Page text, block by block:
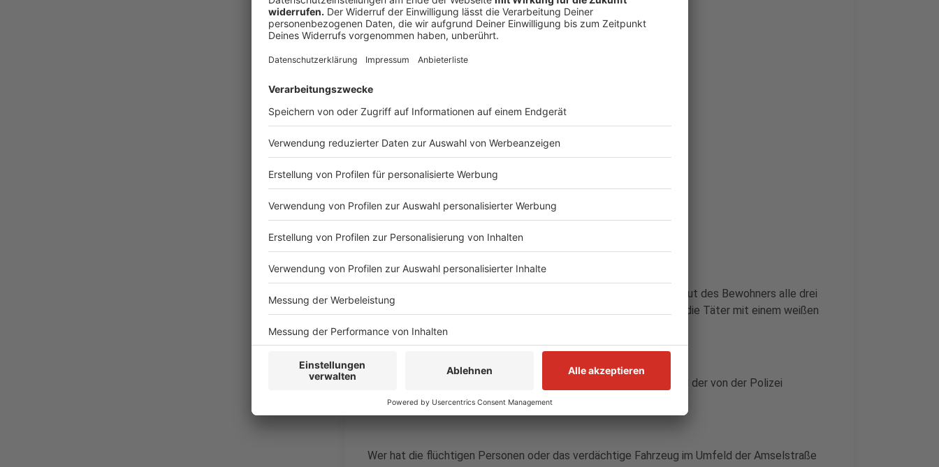
Dritter Täter:
- männlich
- etwa 1,75 bis 1,80 Meter groß
- circa 20 bis 25 Jahre alt
- lockige Haare
- trug eine schwarze Jacke und darunter einen beigen Pullover
sowie helle Schuhe
Eine der Personen sprach akzentfreies Deutsch. Zudem hatten laut des Bewohners alle drei
Täter ein südländisches Erscheinungsbild. Möglicherweise sollen die Täter mit einem weißen
VW Golf vom Tatort davongefahren sein.
Die Hintergründe der Tat sind bislang noch unklar und Gegenstand der von der Polizei
eingeleiteten Ermittlungen. Die Polizei fragt:
Wer hat die flüchtigen Personen oder das verdächtige Fahrzeug im Umfeld der Amselstraße